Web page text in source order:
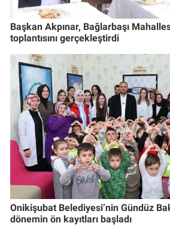
Başkan Akpınar, Bağlarbaşı
toplantısını gerçekleştirdi
Onikişubat Belediyesi’nin Gündüz
dönemin ön kayıtları başladı